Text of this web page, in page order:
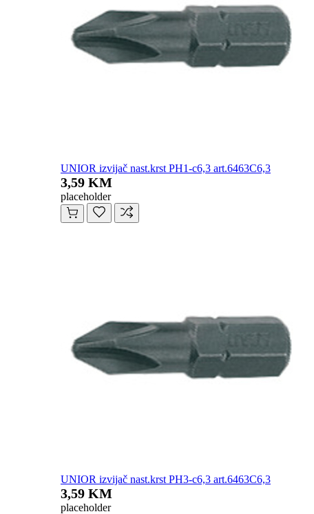
UNIOR izvijač nast.krst PH1-c6,3 art.6463C6,3
3,59 KM
placeholder
UNIOR izvijač nast.krst PH3-c6,3 art.6463C6,3
3,59 KM
placeholder